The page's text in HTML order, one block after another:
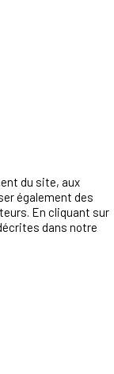
Abonnez-vous à
du site, aux
également des
En cliquant sur
dans notre